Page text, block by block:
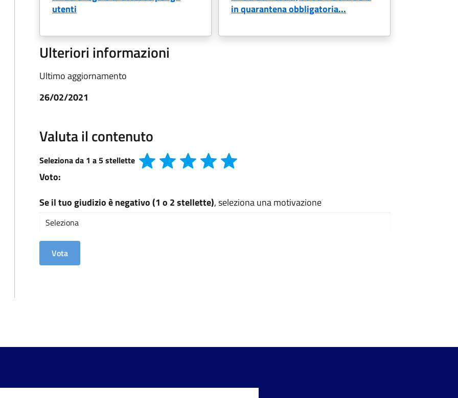
utenti
in quarantena obbligatoria...
Ulteriori informazioni
Ultimo aggiornamento
26/02/2021
Valuta il contenuto
Seleziona da 1 a 5 stellette
Voto:
Se il tuo giudizio è negativo (1 o 2 stellette), seleziona una motivazione